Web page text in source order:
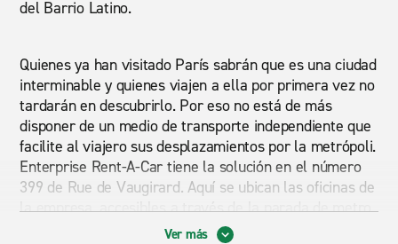
del Barrio Latino.
Quienes ya han visitado París sabrán que es una ciudad
interminable y quienes viajen a ella por primera vez no
tardarán en descubrirlo. Por eso no está de más
disponer de un medio de transporte independiente que
facilite al viajero sus desplazamientos por la metrópoli.
Enterprise Rent-A-Car tiene la solución en el número
399 de Rue de Vaugirard. Aquí se ubican las oficinas de
la empresa, accesibles a través de la parada de metro
Ver más